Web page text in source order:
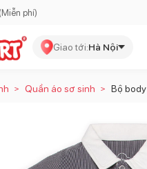
(Miễn phí)
Giao tới:Hà Nội
> Quần áo sơ sinh > Bộ body